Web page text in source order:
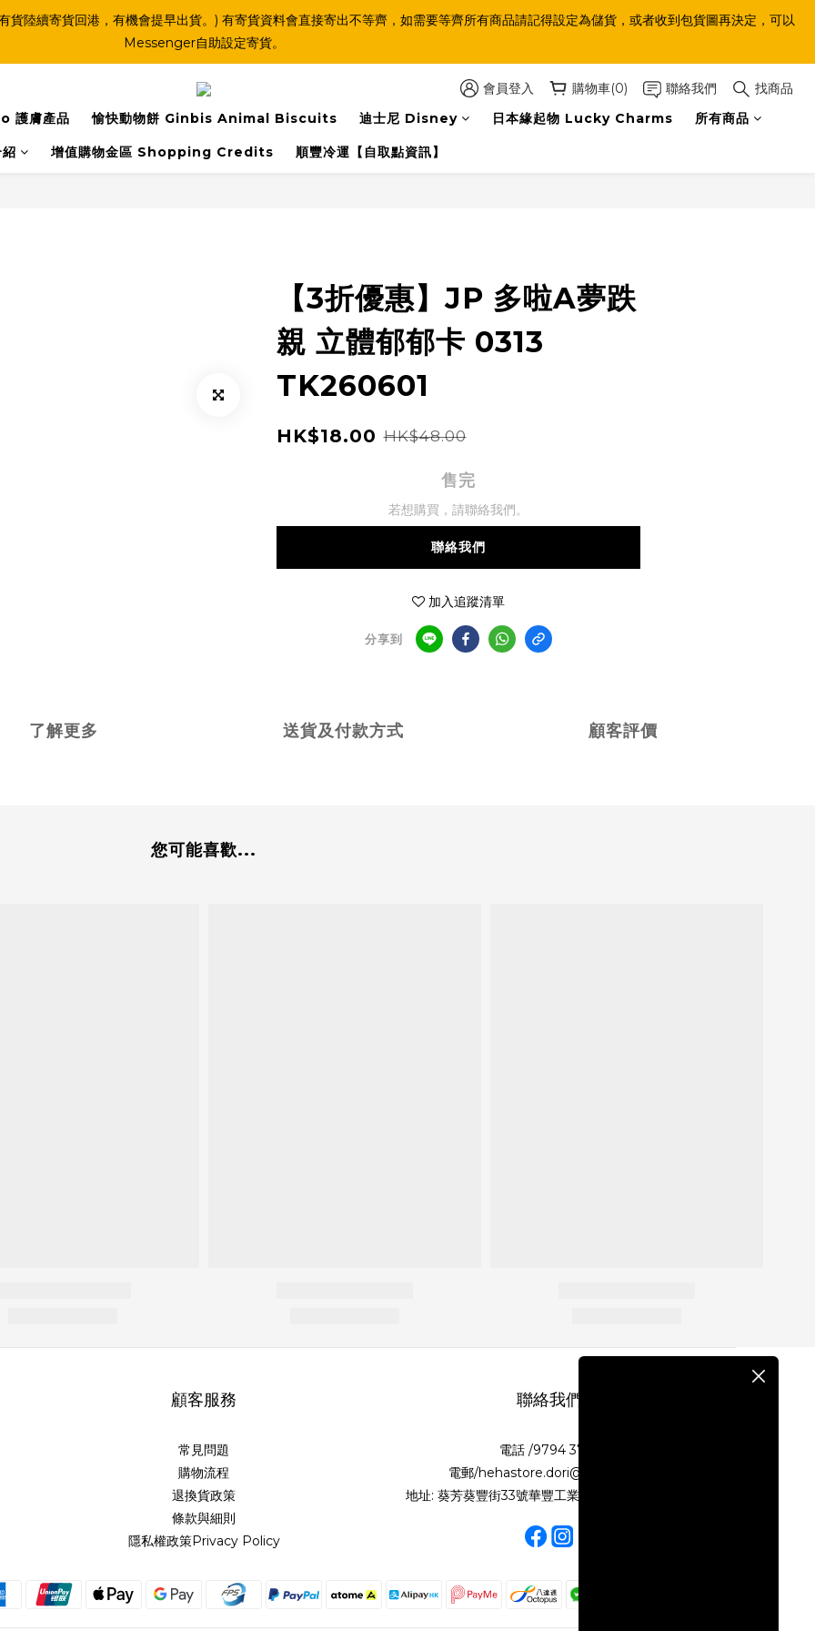
陸續寄貨回港，有機會提早出貨。) 有寄貨資料會直接寄出不等齊，如需要等齊所有商品請記得設定為儲貨，或者收到包貨圖再決定，可以
Messenger自助設定寄貨。
會員登入 購物車(0) 聯絡我們
找商品
護膚產品
愉快動物餅 Ginbis Animal Biscuits 迪士尼 Disney 日本緣起物 Lucky Charms 所有商品
增值購物金區 Shopping Credits 順豐冷運【自取點資訊】
【3折優惠】JP 多啦A夢跌
親 立體郁郁卡 0313
TK260601
HK$18.00 HK$48.00
售完
若想購買，請聯絡我們。
聯絡我們
加入追蹤清單
分享到
了解更多 送貨及付款方式 顧客評價
您可能喜歡...
顧客服務
常見問題
購物流程
退換貨政策
條款與細則
隱私權政策Privacy Policy
聯絡我們
電話 /9794 3718
電郵/hehastore.dori@gmail.com
地址: 葵芳葵豐街33號華豐工業大廈第二期10樓N室